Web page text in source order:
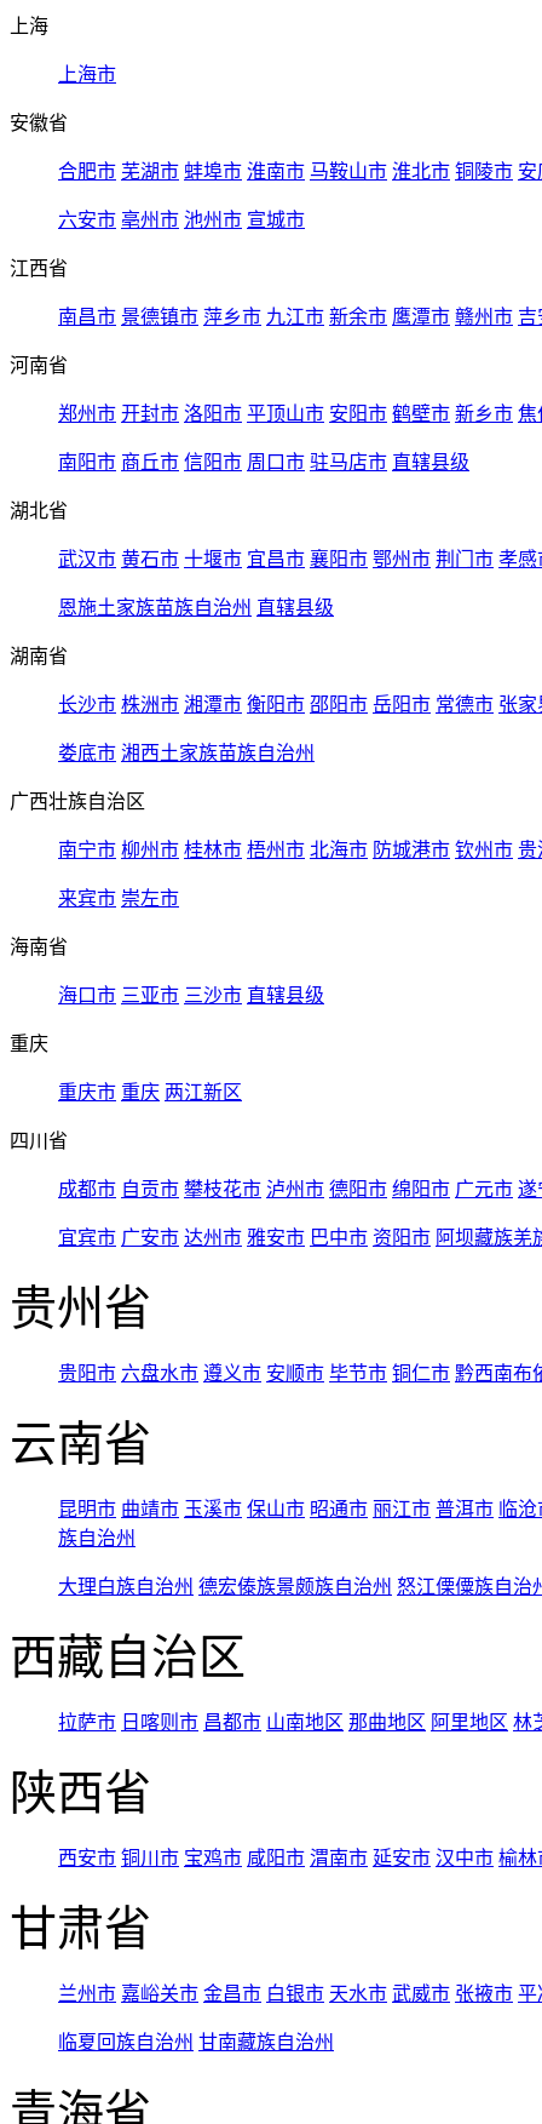
上海
上海市
安徽省
合肥市 芜湖市 蚌埠市 淮南市 马鞍山市 淮北市 铜陵市 安
六安市 亳州市 池州市 宣城市
江西省
南昌市 景德镇市 萍乡市 九江市 新余市 鹰潭市 赣州市 吉
河南省
郑州市 开封市 洛阳市 平顶山市 安阳市 鹤壁市 新乡市 焦
南阳市 商丘市 信阳市 周口市 驻马店市 直辖县级
湖北省
武汉市 黄石市 十堰市 宜昌市 襄阳市 鄂州市 荆门市 孝感
恩施土家族苗族自治州 直辖县级
湖南省
长沙市 株洲市 湘潭市 衡阳市 邵阳市 岳阳市 常德市 张家
娄底市 湘西土家族苗族自治州
广西壮族自治区
南宁市 柳州市 桂林市 梧州市 北海市 防城港市 钦州市 贵
来宾市 崇左市
海南省
海口市 三亚市 三沙市 直辖县级
重庆
重庆市 重庆 两江新区
四川省
成都市 自贡市 攀枝花市 泸州市 德阳市 绵阳市 广元市 遂
宜宾市 广安市 达州市 雅安市 巴中市 资阳市 阿坝藏族羌
贵州省
贵阳市 六盘水市 遵义市 安顺市 毕节市 铜仁市 黔西南布
云南省
昆明市 曲靖市 玉溪市 保山市 昭通市 丽江市 普洱市 临
族自治州
大理白族自治州 德宏傣族景颇族自治州 怒江傈僳族自治
西藏自治区
拉萨市 日喀则市 昌都市 山南地区 那曲地区 阿里地区 林
陕西省
西安市 铜川市 宝鸡市 咸阳市 渭南市 延安市 汉中市 榆林
甘肃省
兰州市 嘉峪关市 金昌市 白银市 天水市 武威市 张掖市 平
临夏回族自治州 甘南藏族自治州
青海省